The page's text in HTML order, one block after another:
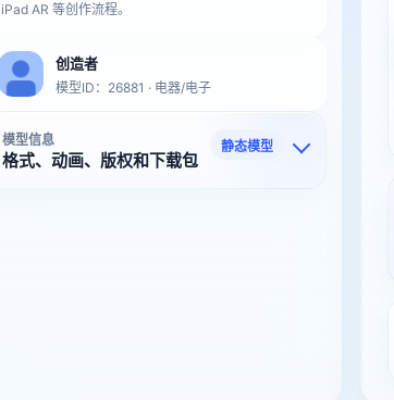
iPad AR 等创作流程。
创造者
模型ID：26881 · 电器/电子
模型信息
格式、动画、版权和下载包
静态模型